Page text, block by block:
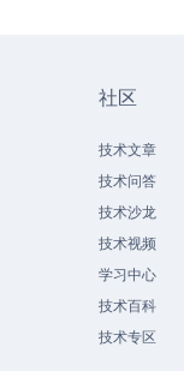
社区
技术文章
技术问答
技术沙龙
技术视频
学习中心
技术百科
技术专区